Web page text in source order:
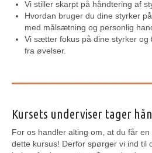
Vi stiller skarpt på håndtering af
Hvordan bruger du dine styrker
med målsætning og personlig
Vi sætter fokus på dine styrker og
fra øvelser.
Kursets underviser tager
For os handler alting om, at du får
dette kursus! Derfor spørger vi ind til